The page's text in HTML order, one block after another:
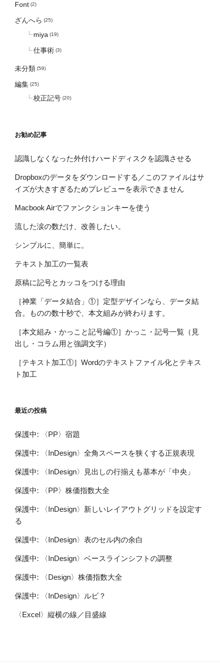
Font (2)
ざんへら (25)
miya (19)
仕事術 (3)
未分類 (59)
編集 (25)
校正記号 (20)
お勧め記事
認識しなくなった外付けハードディスクを認識させる
Dropboxのデータをダウンロードする／このファイルはサ
イズが大きすぎるためプレビューを表示できません
Macbook Airでファンクションキーを使う
流した涙の数だけ、改善したい。
シンプルに、簡単に。
テキスト加工の一覧表
原稿に記号とカッコをつける理由
［神業「データ結合」①］定型デザインなら、データ結
合。ものの数十秒で、本文組みが終わります。
［本文組み・かっこと記号編①］かっこ・記号一覧（見
出し・コラム用と強調文字）
［テキスト加工①］Wordのテキストファイル化とテキス
ト加工
最近の投稿
保護中: 〈PP〉宿題
保護中: 〈InDesign〉全角スペースを狭くする正規表現
保護中: 〈InDesign〉見出しの行揃えも基本が「中央」
保護中: 〈PP〉株価指数大全
保護中: 〈InDesign〉新しいレイアウトグリッドを設定す
る
保護中: 〈InDesign〉表のセル内の余白
保護中: 〈InDesign〉ベースラインシフトの調整
保護中: 〈Design〉株価指数大全
保護中: 〈InDesign〉ルビ？
〈Excel〉縦横の線／目盛線